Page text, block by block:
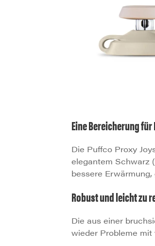
Eine Bereicherung
Die Puffco Proxy
elegantem Schwarz
bessere
Robust und leicht zu
Die aus einer
wieder Probleme